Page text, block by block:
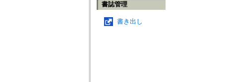
書誌管理
書き出し